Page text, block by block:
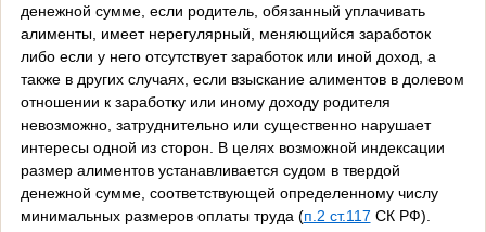
денежной сумме, если родитель, обязанный уплачивать
алименты, имеет нерегулярный, меняющийся заработок
либо если у него отсутствует заработок или иной доход, а
также в других случаях, если взыскание алиментов в долевом
отношении к заработку или иному доходу родителя
невозможно, затруднительно или существенно нарушает
интересы одной из сторон. В целях возможной индексации
размер алиментов устанавливается судом в твердой
денежной сумме, соответствующей определенному числу
минимальных размеров оплаты труда (п.2 ст.117 СК РФ).